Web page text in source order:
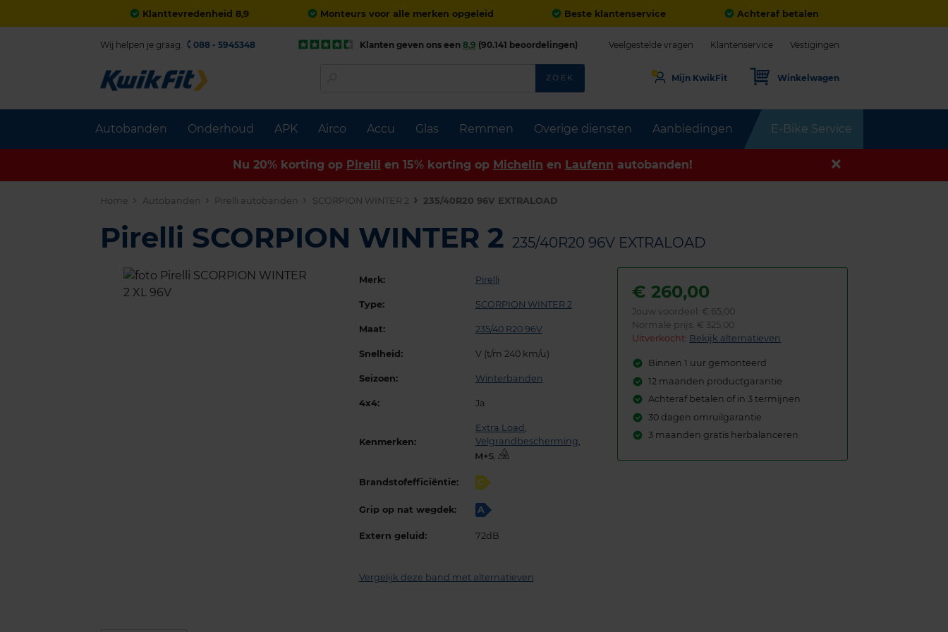
Klanttevredenheid 8,9 Monteurs voor alle merken opgeleid Beste klantenservice Achteraf betalen
Autobanden Onderhoud APK Airco Accu Glas Remmen Overige diensten Aanbiedingen E-Bike Service
Wij helpen je graag. 088 - 5945348 Klanten geven ons een 8,9 (90.141 beoordelingen) Veelgestelde vragen Klantenservice Vestigingen
ZOEK Mijn KwikFit Winkelwagen
Nu 20% korting op Pirelli en 15% korting op Michelin en Laufenn autobanden!
Home Autobanden Pirelli autobanden SCORPION WINTER 2 235/40R20 96V EXTRALOAD
Pirelli SCORPION WINTER 2 235/40R20 96V EXTRALOAD
Merk: Pirelli
Type: SCORPION WINTER 2
Maat: 235/40 R20 96V
Snelheid: V (t/m 240 km/u)
Seizoen: Winterbanden
4x4: Ja
Kenmerken:
Extra Load ,
Velgrandbescherming,
,
Brandstofefficiëntie: C
Grip op nat wegdek: A
Extern geluid: 72dB
Vergelijk deze band met alternatieven
€260,00
Jouw voordeel: € 65,00
Normale prijs: € 325,00
Uitverkocht: Bekijk alternatieven
Binnen 1 uur gemonteerd
12 maanden productgarantie
Achteraf betalen of in 3 termijnen
30 dagen omruilgarantie
3 maanden gratis herbalanceren